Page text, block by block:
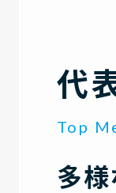
代
Top
多